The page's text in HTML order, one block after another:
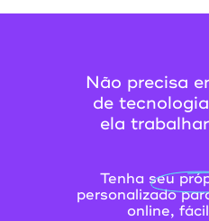
Não precisa
de
ela
Tenha seu
personalizado
online,